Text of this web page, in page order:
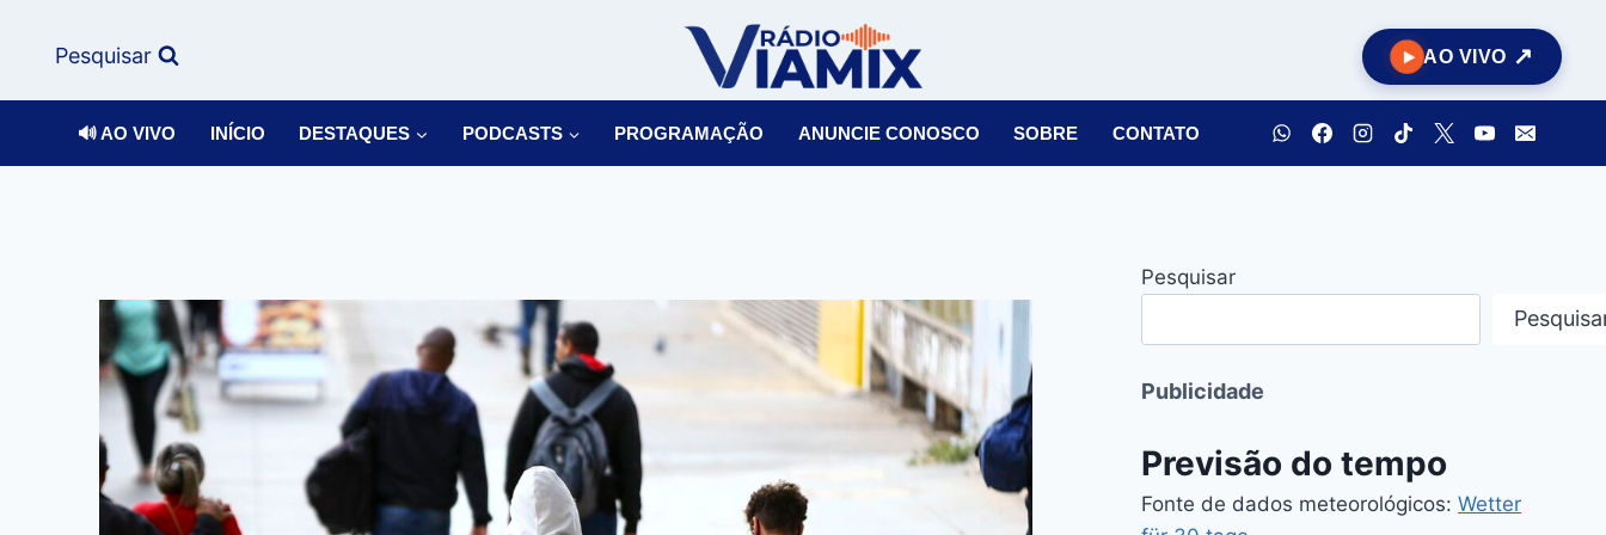
Pesquisar AO VIVO
🔊 AO VIVO INÍCIO DESTAQUES PODCASTS PROGRAMAÇÃO ANUNCIE CONOSCO SOBRE CONTATO
Pesquisar
Publicidade
Previsão do tempo
Fonte de dados meteorológicos:Wetter